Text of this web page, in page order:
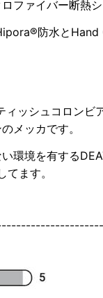
ファイバー断熱
防水とHand
ィッシュコロンビ
メッカです。
環境を有する
ます。